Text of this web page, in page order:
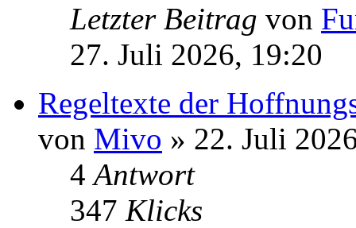
Letzter Beitrag von
27. Juli 2026, 19:20
Regeltexte der
von Mivo » 22. Juli
4Antwort
347 Klicks